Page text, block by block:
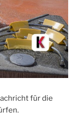
für die